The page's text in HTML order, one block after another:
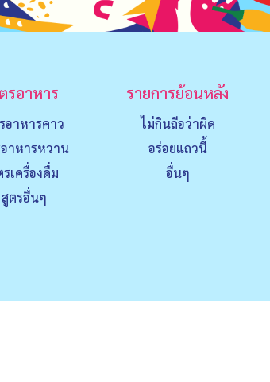
รอาหาร
อาหารคาว
าหารหวาน
รเครื่องดื่ม
สูตรอื่นๆ
รายการย้อนหลัง
ไม่กินถือว่าผิด
อร่อยแถวนี้
อื่นๆ